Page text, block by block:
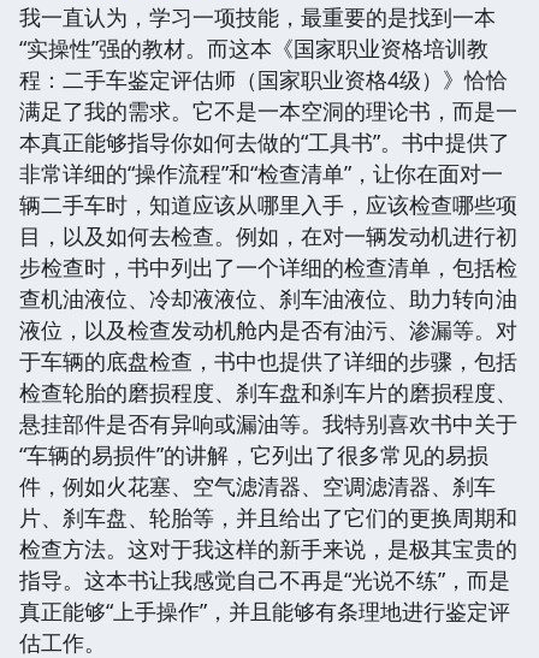
我一直认为，学习一项技能，最重要的是找到一本
“实操性”强的教材。而这本《国家职业资格培训教
程：二手车鉴定评估师（国家职业资格4级）》恰恰
满足了我的需求。它不是一本空洞的理论书，而是一
本真正能够指导你如何去做的“工具书”。书中提供了
非常详细的“操作流程”和“检查清单”，让你在面对一
辆二手车时，知道应该从哪里入手，应该检查哪些项
目，以及如何去检查。例如，在对一辆发动机进行初
步检查时，书中列出了一个详细的检查清单，包括检
查机油液位、冷却液液位、刹车油液位、助力转向油
液位，以及检查发动机舱内是否有油污、渗漏等。对
于车辆的底盘检查，书中也提供了详细的步骤，包括
检查轮胎的磨损程度、刹车盘和刹车片的磨损程度、
悬挂部件是否有异响或漏油等。我特别喜欢书中关于
“车辆的易损件”的讲解，它列出了很多常见的易损
件，例如火花塞、空气滤清器、空调滤清器、刹车
片、刹车盘、轮胎等，并且给出了它们的更换周期和
检查方法。这对于我这样的新手来说，是极其宝贵的
指导。这本书让我感觉自己不再是“光说不练”，而是
真正能够“上手操作”，并且能够有条理地进行鉴定评
估工作。